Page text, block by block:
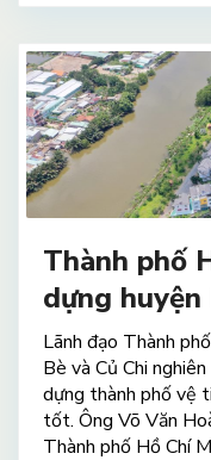
Thành phố
dựng huyện
Lãnh đạo Thành
Bè và Củ Chi
dựng thành phố vệ
tốt. Ông Võ Văn
Thành phố Hồ Chí